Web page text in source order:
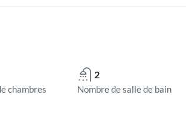
chambres
2
Nombre de salle de bain